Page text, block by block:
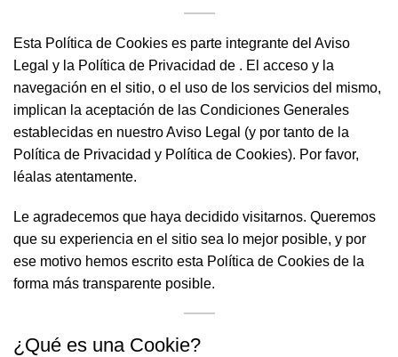
Esta Política de Cookies es parte integrante del Aviso
Legal y la Política de Privacidad de . El acceso y la
navegación en el sitio, o el uso de los servicios del mismo,
implican la aceptación de las Condiciones Generales
establecidas en nuestro Aviso Legal (y por tanto de la
Política de Privacidad y Política de Cookies). Por favor,
léalas atentamente.
Le agradecemos que haya decidido visitarnos. Queremos
que su experiencia en el sitio sea lo mejor posible, y por
ese motivo hemos escrito esta Política de Cookies de la
forma más transparente posible.
¿Qué es una Cookie?